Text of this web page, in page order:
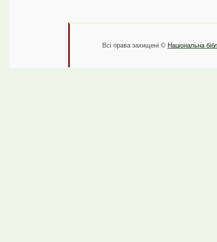
Всі права захищені © Національна